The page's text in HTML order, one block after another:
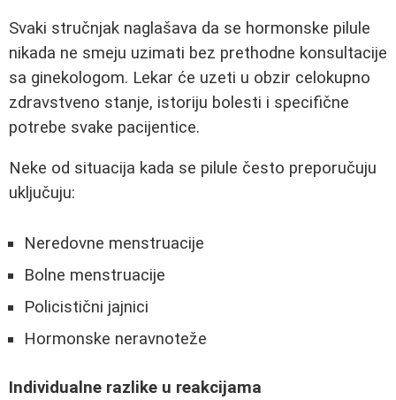
Svaki stručnjak naglašava da se hormonske pilule
nikada ne smeju uzimati bez prethodne konsultacije
sa ginekologom. Lekar će uzeti u obzir celokupno
zdravstveno stanje, istoriju bolesti i specifične
potrebe svake pacijentice.
Neke od situacija kada se pilule često preporučuju
uključuju:
Neredovne menstruacije
Bolne menstruacije
Policistični jajnici
Hormonske neravnoteže
Individualne razlike u reakcijama